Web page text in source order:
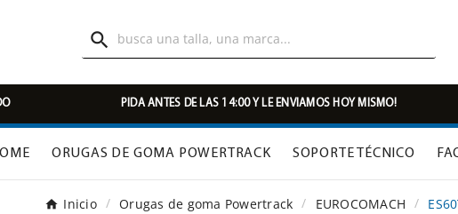

PIDA ANTES DE LAS 14:00 Y LE ENVIAMOS HOY MISMO!
ORUGAS DE GOMA POWERTRACK SOPORTE TÉCNICO
Inicio Orugas de goma Powertrack EUROCOMACH